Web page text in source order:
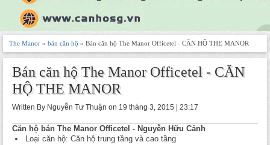
The Manor » bán căn hộ » Bán căn hộ The Manor Officetel - CĂN HỘ THE MANOR
Bán căn hộ The Manor Officetel - CĂN
HỘ THE MANOR
Written By Nguyễn Tư Thuận on 19 tháng 3, 2015 | 23:17
Căn hộ bán The Manor Officetel - Nguyễn Hữu Cảnh
Loại căn hộ: Căn hộ trung tầng và cao tầng